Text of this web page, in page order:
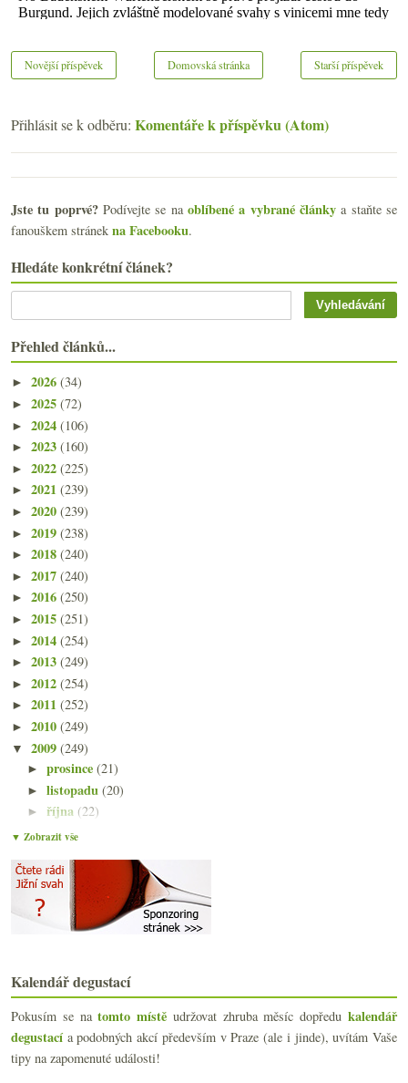
Novější příspěvek Starší příspěvek
Domovská stránka
Přihlásit se k odběru: Komentáře k příspěvku (Atom)
Jste tu poprvé?Podívejte se naoblíbené a vybrané články a staňte se
fanouškem stránek na Facebooku.
Hledáte konkrétní článek?
Přehled článků...
► 2026 (34)
► 2025 (72)
► 2024 (106)
► 2023 (160)
► 2022 (225)
► 2021 (239)
► 2020 (239)
► 2019 (238)
► 2018 (240)
► 2017 (240)
► 2016 (250)
► 2015 (251)
► 2014 (254)
► 2013 (249)
► 2012 (254)
► 2011 (252)
► 2010 (249)
▼ 2009 (249)
►prosince(21)
►listopadu(20)
►října (22)
►září(21)
►července
► června (22)
► května (20)
►února(20)
ledna
Šardonka, sklepy, Babica, pátek…
Burgundský rok začal v Chablis
Laurot, Pinot, Alibernet
▼ Zobrazit vše
Kalendář degustací
Pokusím se natomto místě udržovat zhruba měsíc dopředukalendář
degustacía podobných akcí především v Praze (ale i jinde), uvítám Vaše
tipy na zapomenuté události!